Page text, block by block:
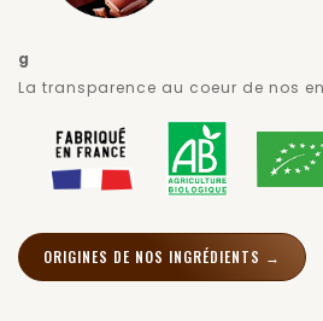
g
La transparence au coeur de nos
ORIGINES DE NOS INGRÉDIENTS →